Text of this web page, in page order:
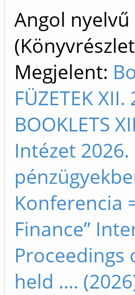
Angol
Megjelent:
FÜZETEK
BOOKLETS
Intézet
Konferencia
Finance”
Proceedings
held ....